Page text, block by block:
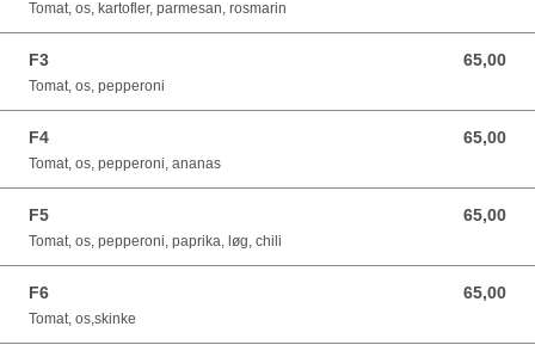
Tomat, os, kartofler, parmesan, rosmarin
F3 65,00
65,00 DKK
Tomat, os, pepperoni
F4 65,00
65,00 DKK
Tomat, os, pepperoni, ananas
F5 65,00
65,00 DKK
Tomat, os, pepperoni, paprika, løg, chili
F6 65,00
65,00 DKK
Tomat, os,skinke